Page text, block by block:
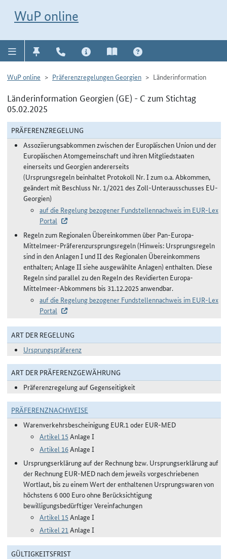
WuP online
WuP online Präferenzregelungen Georgien Länderinformation
Länderinformation Georgien (GE) - C zum Stichtag
05.02.2025
PRÄFERENZREGELUNG
Assoziierungsabkommen zwischen der Europäischen Union und der
Europäischen Atomgemeinschaft und ihren Mitgliedstaaten
einerseits und Georgien andererseits
(Ursprungsregeln beinhaltet Protokoll Nr. I zum o.a. Abkommen,
geändert mit Beschluss Nr. 1/2021 des Zoll-Unterausschusses EU-
Georgien)
auf die Regelung bezogener Fundstellennachweis im EUR-Lex
Portal
Regeln zum Regionalen Übereinkommen über Pan-Europa-
Mittelmeer-Präferenzursprungsregeln (Hinweis: Ursprungsregeln
sind in den Anlagen I und II des Regionalen Übereinkommens
enthalten; Anlage II siehe ausgewählte Anlagen) enthalten. Diese
Regeln sind parallel zu den Regeln des Revidierten Europa-
Mittelmeer-Abkommens bis 31.12.2025 anwendbar.
auf die Regelung bezogener Fundstellennachweis im EUR-Lex
Portal
ART DER REGELUNG
Ursprungspräferenz
ART DER PRÄFERENZGEWÄHRUNG
Präferenzregelung auf Gegenseitigkeit
PRÄFERENZNACHWEISE
Warenverkehrsbescheinigung EUR.1 oder EUR-MED
Artikel 15 Anlage I
Artikel 16Anlage I
Ursprungserklärung auf der Rechnung bzw. Ursprungserklärung auf
der Rechnung EUR-MED nach dem jeweils vorgeschriebenen
Wortlaut, bis zu einem Wert der enthaltenen Ursprungswaren von
höchstens 6 000 Euro ohne Berücksichtigung
bewilligungsbedürftiger Vereinfachungen
Artikel 15 Anlage I
Artikel 21Anlage I
GÜLTIGKEITSFRIST